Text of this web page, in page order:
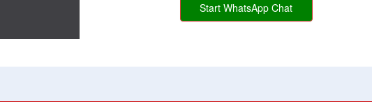
Start WhatsApp Chat